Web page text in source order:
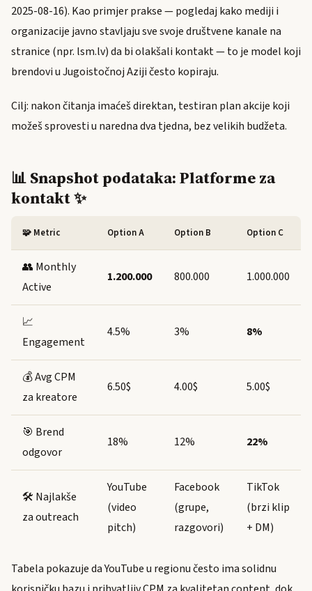
2025-08-16). Kao primjer prakse — pogledaj kako mediji i
organizacije javno stavljaju sve svoje društvene kanale na
stranice (npr. lsm.lv) da bi olakšali kontakt — to je model koji
brendovi u Jugoistočnoj Aziji često kopiraju.
Cilj: nakon čitanja imaćeš direktan, testiran plan akcije koji
možeš sprovesti u naredna dva tjedna, bez velikih budžeta.
📊 Snapshot podataka: Platforme za
kontakt ✨
🧩 Metric Option A Option B Option C
👥 Monthly
Active
1.200.000 800.000 1.000.000
📈
Engagement
4.5% 3% 8%
💰 Avg CPM
za kreatore
6.50$ 4.00$ 5.00$
🎯 Brend
odgovor
18% 12% 22%
🛠️ Najlakše
za outreach
YouTube
(video
pitch)
Facebook
(grupe,
razgovori)
TikTok
(brzi klip
+ DM)
Tabela pokazuje da YouTube u regionu često ima solidnu